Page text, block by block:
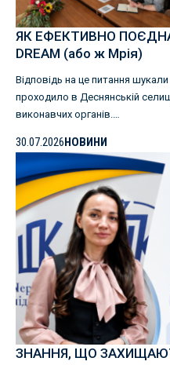
ЯК ЕФЕКТИВНО
DREAM (або ж Мрія)
Відповідь на це питання
проходило в Деснянській
виконавчих органів.…
30.07.2026НОВИНИ
ЗНАННЯ, ЩО